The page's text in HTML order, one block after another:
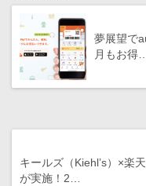
夢展望で
月もお得
キールズ（Kiehl’s）×楽
が実施！2…